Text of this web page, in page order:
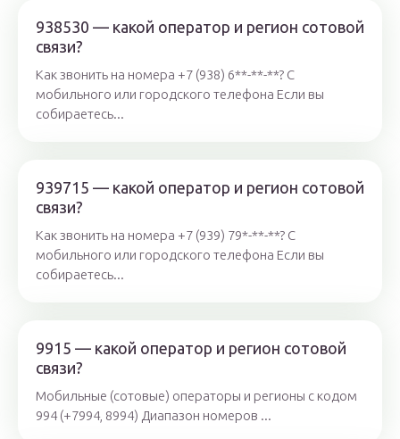
938530 — какой оператор и регион сотовой
связи?
Как звонить на номера +7 (938) 6**-**-**? С
мобильного или городского телефона Если вы
собираетесь...
939715 — какой оператор и регион сотовой
связи?
Как звонить на номера +7 (939) 79*-**-**? С
мобильного или городского телефона Если вы
собираетесь...
9915 — какой оператор и регион сотовой
связи?
Мобильные (сотовые) операторы и регионы с кодом
994 (+7994, 8994) Диапазон номеров ...